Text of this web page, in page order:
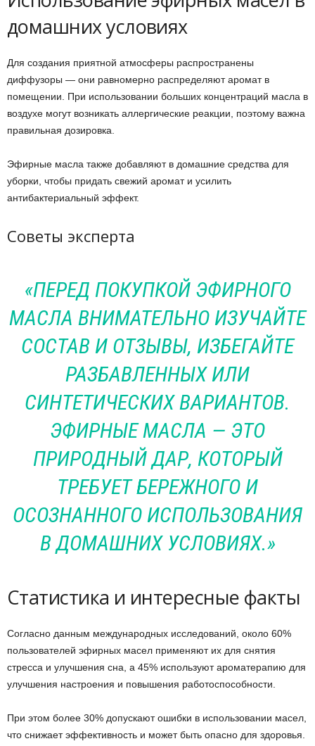
домашних условиях
Для создания приятной атмосферы распространены
диффузоры — они равномерно распределяют аромат в
помещении. При использовании больших концентраций масла в
воздухе могут возникать аллергические реакции, поэтому важна
правильная дозировка.
Эфирные масла также добавляют в домашние средства для
уборки, чтобы придать свежий аромат и усилить
антибактериальный эффект.
Советы эксперта
«ПЕРЕД ПОКУПКОЙ ЭФИРНОГО
МАСЛА ВНИМАТЕЛЬНО ИЗУЧАЙТЕ
СОСТАВ И ОТЗЫВЫ, ИЗБЕГАЙТЕ
РАЗБАВЛЕННЫХ ИЛИ
СИНТЕТИЧЕСКИХ ВАРИАНТОВ.
ЭФИРНЫЕ МАСЛА — ЭТО
ПРИРОДНЫЙ ДАР, КОТОРЫЙ
ТРЕБУЕТ БЕРЕЖНОГО И
ОСОЗНАННОГО ИСПОЛЬЗОВАНИЯ
В ДОМАШНИХ УСЛОВИЯХ.»
Статистика и интересные факты
Согласно данным международных исследований, около 60%
пользователей эфирных масел применяют их для снятия
стресса и улучшения сна, а 45% используют ароматерапию для
улучшения настроения и повышения работоспособности.
При этом более 30% допускают ошибки в использовании масел,
что снижает эффективность и может быть опасно для здоровья.